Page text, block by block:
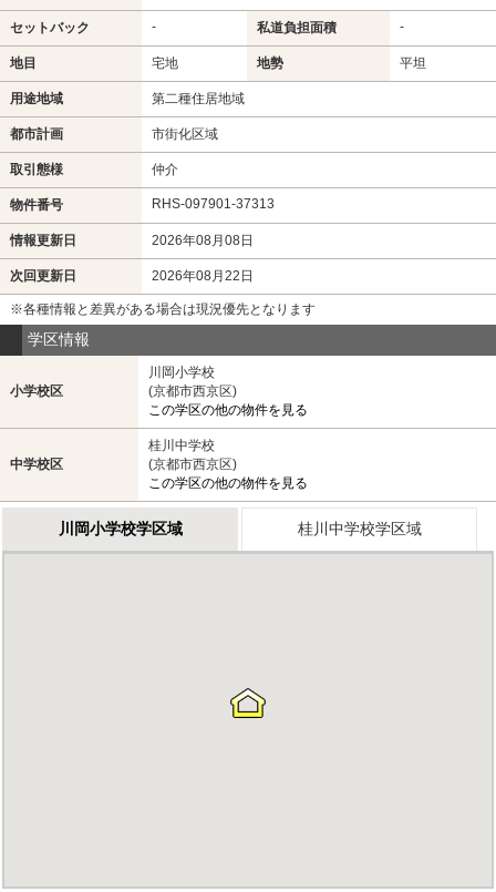
セットバック - 私道負担面積 -
地目 宅地 地勢 平坦
用途地域 第二種住居地域
都市計画 市街化区域
取引態様 仲介
物件番号 RHS-097901-37313
情報更新日 2026年08月08日
次回更新日 2026年08月22日
※各種情報と差異がある場合は現況優先となります
学区情報
小学校区
川岡小学校
(京都市西京区)
この学区の他の物件を見る
中学校区
桂川中学校
(京都市西京区)
この学区の他の物件を見る
川岡小学校学区域 桂川中学校学区域